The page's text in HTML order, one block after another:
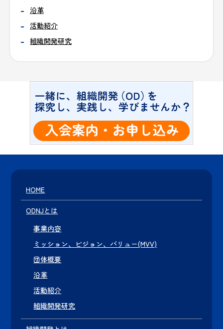
沿革
活動紹介
組織開発研究
HOME
ODNJとは
事業内容
ミッション、ビジョン、バリュー(MVV)
団体概要
沿革
活動紹介
組織開発研究